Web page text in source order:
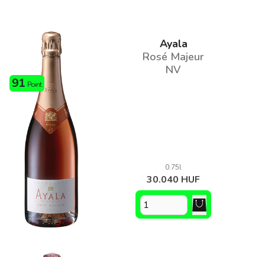
91 Point
Ayala
Rosé Majeur
NV
0.75l
30.040 HUF